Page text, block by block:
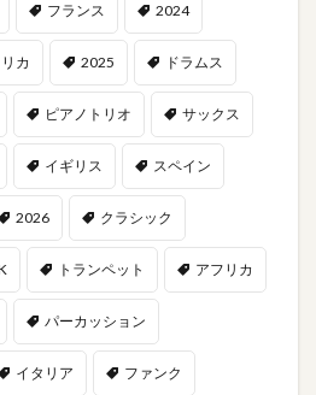
フランス 2024
カ 2025 ドラムス
ピアノトリオ サックス
イギリス スペイン
2026 クラシック
トランペット アフリカ
パーカッション
イタリア ファンク